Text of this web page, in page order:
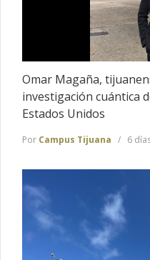
Omar Magaña,
investigación cuántica
Estados Unidos
Por Campus Tijuana 6